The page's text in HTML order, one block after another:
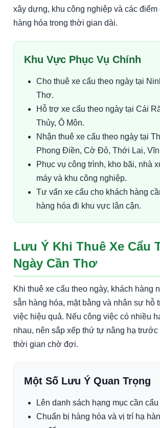
xây dựng, khu công nghiệp và các điểm
hàng hóa trong thời gian dài.
Khu Vực Phục Vụ Chính
Cho thuê xe cẩu theo ngày tại
Thơ.
Hỗ trợ xe cẩu theo ngày tại Cái
Thủy, Ô Môn.
Nhận thuê xe cẩu theo ngày tại
Phong Điền, Cờ Đỏ, Thới Lai,
Phục vụ công trình, kho bãi, nhà
máy và khu công nghiệp.
Tư vấn xe cẩu cho khách hàng
hàng hóa đi khu vực lân cận.
Lưu Ý Khi Thuê Xe Cẩu
Ngày Cần Thơ
Khi thuê xe cẩu theo ngày, khách hàng
sẵn hàng hóa, mặt bằng và nhân sự hỗ
việc hiệu quả. Nếu công việc có nhiều
nhau, nên sắp xếp thứ tự nâng hạ trước
thời gian chờ đợi.
Một Số Lưu Ý Quan Trọng
Lên danh sách hạng mục cần cẩu
Chuẩn bị hàng hóa và vị trí hạ